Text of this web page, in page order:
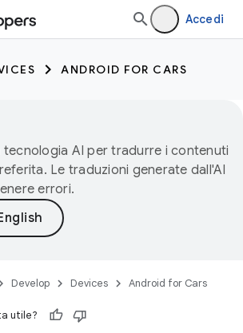
Accedi
ANDROID FOR CARS
tecnologia AI per tradurre i contenuti
Le traduzioni generate dall'AI
errori.
Develop Devices Android for Cars
utile?